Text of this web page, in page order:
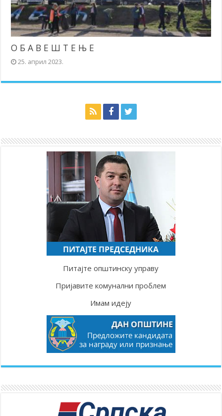
О Б А В Е Ш Т Е Њ Е
25. април 2023.
Питајте општинску управу
Пријавите комунални проблем
Имам идеју